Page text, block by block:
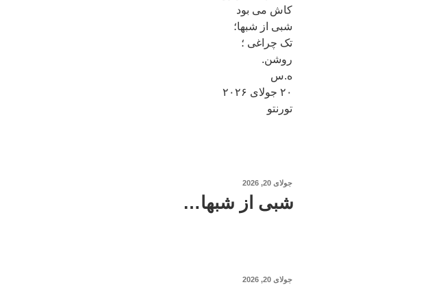
کاش می بود
شبی از شبها؛
تک چراغی ؛
روشن.
ه.س
۲۰ جولای ۲۰۲۶
تورنتو
نوشته‌شده
جولای 20, 2026
شبی از شبها…
نوشته‌شده
جولای 20, 2026